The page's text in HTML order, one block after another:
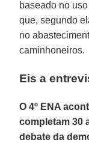
baseado no
que, segundo
no
caminhoneiros.
Eis a
O 4º ENA
completam 30
debate da